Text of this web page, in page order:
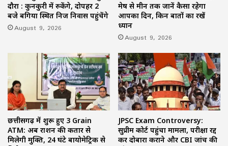
दौरा : कुनकुरी में रुकेंगे, दोपहर 2
बजे बगिया स्थित निज निवास पहुंचेंगे
August 9, 2026
मेष से मीन तक जानें कैसा रहेगा
आपका दिन, किन बातों का रखें
ध्यान
August 9, 2026
छत्तीसगढ़ में शुरू हुए 3 Grain
ATM: अब राशन की कतार से
मिलेगी मुक्ति, 24 घंटे बायोमेट्रिक से
JPSC Exam Controversy:
सुप्रीम कोर्ट पहुंचा मामला, परीक्षा रद्द
कर दोबारा कराने और CBI जांच की